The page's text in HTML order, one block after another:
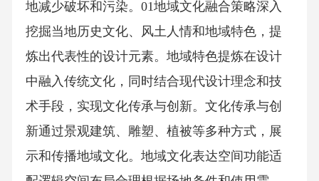
地减少破坏和污染。01地域文化融合策略深入
挖掘当地历史文化、风土人情和地域特色，提
炼出代表性的设计元素。地域特色提炼在设计
中融入传统文化，同时结合现代设计理念和技
术手段，实现文化传承与创新。文化传承与创
新通过景观建筑、雕塑、植被等多种方式，展
示和传播地域文化。地域文化表达空间功能适